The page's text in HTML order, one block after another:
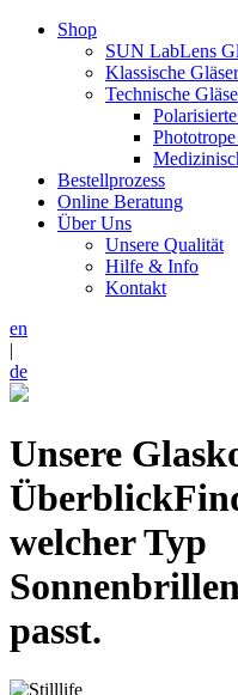
Shop
SUN LabLens
Klassische Gläser
Technische
Bestellprozess
Online Beratung
Über Uns
Unsere Qualität
Hilfe & Info
Kontakt
en
|
de
Unsere
Überblick
welcher Typ
passt.